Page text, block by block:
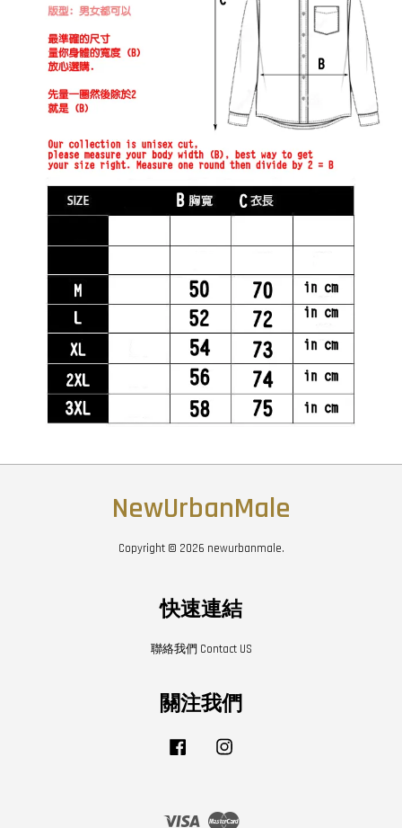
NewUrbanMale
Copyright © 2026 newurbanmale.
快速連結
聯絡我們 Contact US
關注我們
Facebook
Visa Master